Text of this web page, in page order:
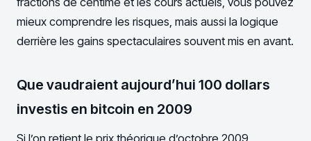
mieux comprendre les risques, mais aussi la logique
derrière les gains spectaculaires souvent mis en avant.
Que vaudraient aujourd’hui 100 dollars
investis en bitcoin en 2009
Si l’on retient le prix théorique d’octobre 2009